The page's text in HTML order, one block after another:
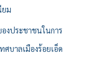
ยม
งประชาชนในการ
บาลเมืองร้อยเอ็ด